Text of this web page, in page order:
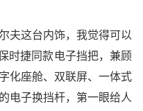
夫这台内饰，我觉得可以
时捷同款电子挡把，兼顾
化座舱、双联屏、一体式
电子换挡杆，第一眼给人